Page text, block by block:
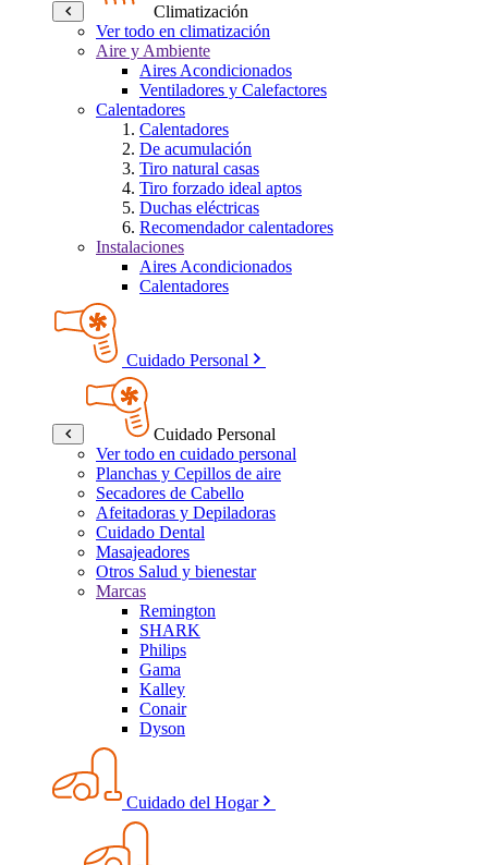
Climatización
Ver todo en climatización
Aire y Ambiente
Aires Acondicionados
Ventiladores y Calefactores
Calentadores
Calentadores
De acumulación
Tiro natural casas
Tiro forzado ideal aptos
Duchas eléctricas
Recomendador calentadores
Instalaciones
Aires Acondicionados
Calentadores
Cuidado Personal
Cuidado Personal
Ver todo en cuidado personal
Planchas y Cepillos de aire
Secadores de Cabello
Afeitadoras y Depiladoras
Cuidado Dental
Masajeadores
Otros Salud y bienestar
Marcas
Remington
SHARK
Philips
Gama
Kalley
Conair
Dyson
Cuidado del Hogar